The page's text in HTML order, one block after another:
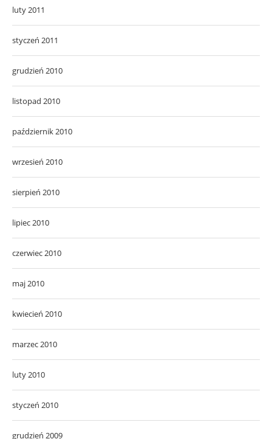
luty 2011
styczeń 2011
grudzień 2010
listopad 2010
październik 2010
wrzesień 2010
sierpień 2010
lipiec 2010
czerwiec 2010
maj 2010
kwiecień 2010
marzec 2010
luty 2010
styczeń 2010
grudzień 2009